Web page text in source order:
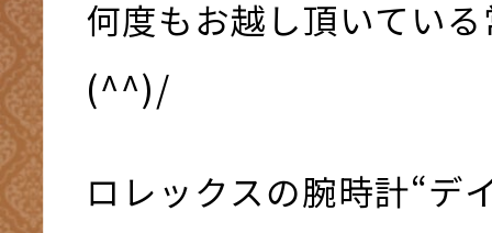
何度もお越し頂いてい
(^^)/
ロレックスの腕時計“デ